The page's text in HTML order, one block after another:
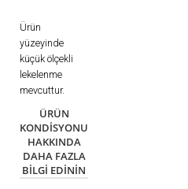
Ürün
yüzeyinde
küçük ölçekli
lekelenme
mevcuttur.
ÜRÜN
KONDISYONU
HAKKINDA
DAHA FAZLA
BILGI EDININ